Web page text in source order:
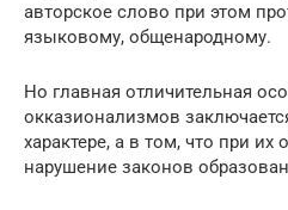
авторское слово при этом
языковому, общенародному.
Но главная отличительная
окказионализмов
характере, а в том, что при их
нарушение законов